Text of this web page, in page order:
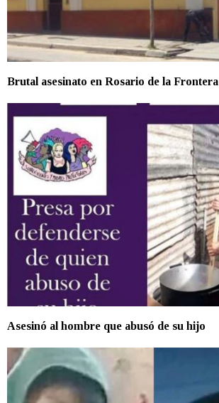
Brutal asesinato en Rosario de la Frontera
Asesinó al hombre que abusó de su hijo